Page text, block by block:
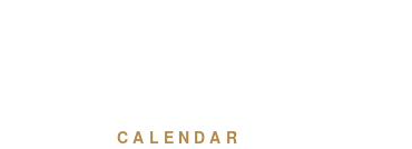
CALENDAR